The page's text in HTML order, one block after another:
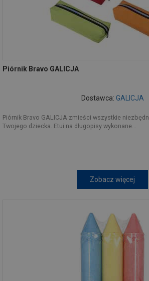
Piórnik Bravo GALICJA
Dostawca: GALICJA
Piórnik Bravo GALICJA zmieści wszystkie
Twojego dziecka. Etui na długopisy wykonane...
Zobacz więcej